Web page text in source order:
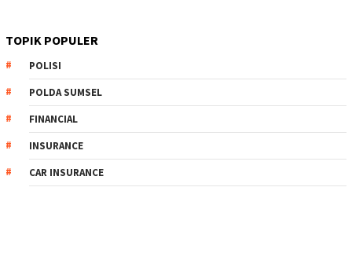
TOPIK POPULER
POLISI
POLDA SUMSEL
FINANCIAL
INSURANCE
CAR INSURANCE